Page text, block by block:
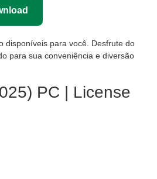
disponíveis para você. Desfrute do
para sua conveniência e diversão
PC | License